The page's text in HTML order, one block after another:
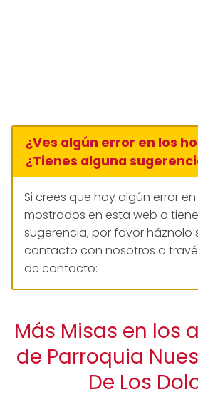
¿Ves algún error en los
¿Tienes alguna
Si crees que hay algún error
mostrados en esta web o
sugerencia, por favor háznolo
contacto con nosotros a
de contacto:
Más Misas en los
de Parroquia
De Los